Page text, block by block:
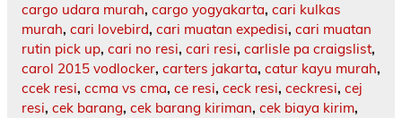
cargo udara murah, cargo yogyakarta, cari kulkas
murah, cari lovebird, cari muatan expedisi, cari muatan
rutin pick up, cari no resi, cari resi, carlisle pa craigslist,
carol 2015 vodlocker, carters jakarta, catur kayu murah,
ccek resi, ccma vs cma, ce resi, ceck resi, ceckresi, cej
resi, cek barang, cek barang kiriman, cek biaya kirim,